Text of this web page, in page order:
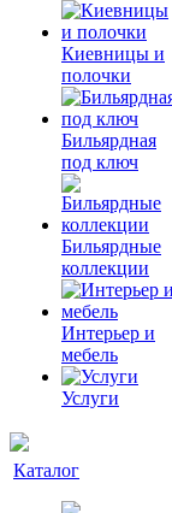
Киевницы и
полочки
Бильярдная
под ключ
Бильярдные
коллекции
Интерьер и
мебель
Услуги
Каталог